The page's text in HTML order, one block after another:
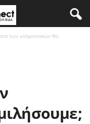
των μνημονιακών θα